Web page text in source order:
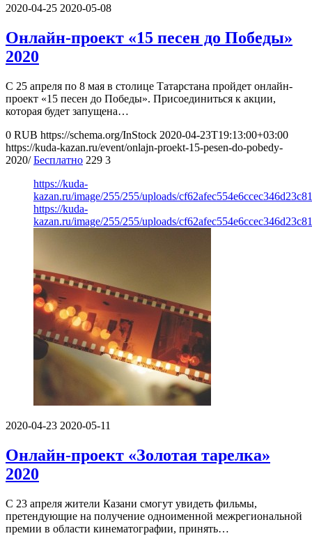
2020-04-25 2020-05-08
Онлайн-проект «15 песен до Победы»
2020
С 25 апреля по 8 мая в столице Татарстана пройдет онлайн-
проект «15 песен до Победы». Присоединиться к акции,
которая будет запущена…
0 RUB https://schema.org/InStock 2020-04-23T19:13:00+03:00
https://kuda-kazan.ru/event/onlajn-proekt-15-pesen-do-pobedy-
2020/ Бесплатно 229 3
https://kuda-
kazan.ru/image/255/255/uploads/
https://kuda-
kazan.ru/image/255/255/uploads/
2020-04-23 2020-05-11
Онлайн-проект «Золотая тарелка»
2020
С 23 апреля жители Казани смогут увидеть фильмы,
претендующие на получение одноименной межрегиональной
премии в области кинематографии, принять…